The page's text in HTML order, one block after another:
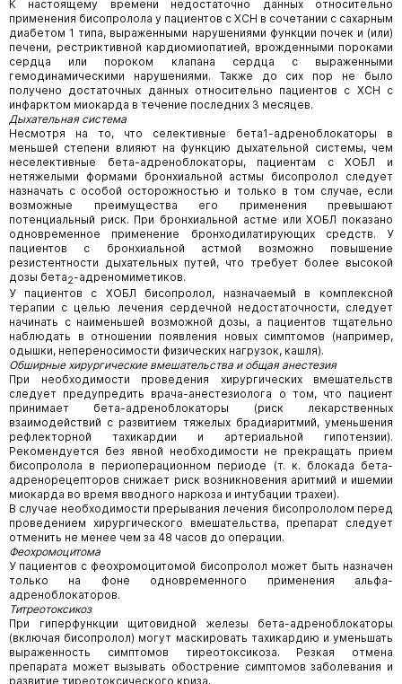
К настоящему времени недостаточно данных относительно
применения бисопролола у пациентов с ХСН в сочетании с сахарным
диабетом 1 типа, выраженными нарушениями функции почек и (или)
печени, рестриктивной кардиомиопатией, врожденными пороками
сердца или пороком клапана сердца с выраженными
гемодинамическими нарушениями. Также до сих пор не было
получено достаточных данных относительно пациентов с ХСН с
инфарктом миокарда в течение последних 3 месяцев.
Дыхательная система
Несмотря на то, что селективные бета1-адреноблокаторы в
меньшей степени влияют на функцию дыхательной системы, чем
неселективные бета-адреноблокаторы, пациентам с ХОБЛ и
нетяжелыми формами бронхиальной астмы бисопролол следует
назначать с особой осторожностью и только в том случае, если
возможные преимущества его применения превышают
потенциальный риск. При бронхиальной астме или ХОБЛ показано
одновременное применение бронходилатирующих средств. У
пациентов с бронхиальной астмой возможно повышение
резистентности дыхательных путей, что требует более высокой
дозы бета2-адреномиметиков.
У пациентов с ХОБЛ бисопролол, назначаемый в комплексной
терапии с целью лечения сердечной недостаточности, следует
начинать с наименьшей возможной дозы, а пациентов тщательно
наблюдать в отношении появления новых симптомов (например,
одышки, непереносимости физических нагрузок, кашля).
Обширные хирургические вмешательства и общая анестезия
При необходимости проведения хирургических вмешательств
следует предупредить врача-анестезиолога о том, что пациент
принимает бета-адреноблокаторы (риск лекарственных
взаимодействий с развитием тяжелых брадиаритмий, уменьшения
рефлекторной тахикардии и артериальной гипотензии).
Рекомендуется без явной необходимости не прекращать прием
бисопролола в периоперационном периоде (т. к. блокада бета-
адренорецепторов снижает риск возникновения аритмий и ишемии
миокарда во время вводного наркоза и интубации трахеи).
В случае необходимости прерывания лечения бисопрололом перед
проведением хирургического вмешательства, препарат следует
отменить не менее чем за 48 часов до операции.
Феохромоцитома
У пациентов с феохромоцитомой бисопролол может быть назначен
только на фоне одновременного применения альфа-
адреноблокаторов.
Титреотоксикоз
При гиперфункции щитовидной железы бета-адреноблокаторы
(включая бисопролол) могут маскировать тахикардию и уменьшать
выраженность симптомов тиреотоксикоза. Резкая отмена
препарата может вызывать обострение симптомов заболевания и
развитие тиреотоксического криза.